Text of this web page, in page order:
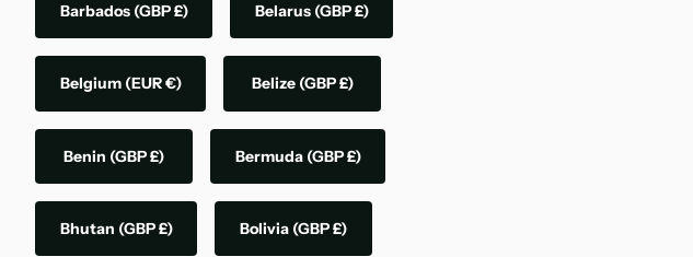
Barbados (GBP £) Belarus (GBP £)
Belgium (EUR €) Belize (GBP £)
Benin (GBP £) Bermuda (GBP £)
Bhutan (GBP £) Bolivia (GBP £)